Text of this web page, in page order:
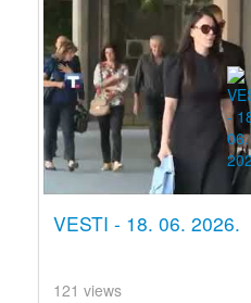
VESTI - 18. 06. 2026.
121 views